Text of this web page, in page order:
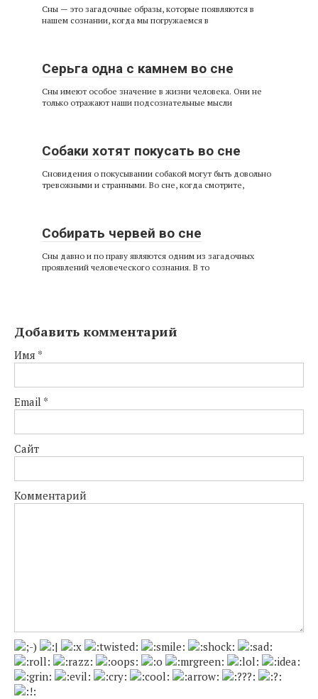
Сны — это загадочные образы, которые появляются в
нашем сознании, когда мы погружаемся в
Серьга одна с камнем во сне
Сны имеют особое значение в жизни человека. Они не
только отражают наши подсознательные мысли
Собаки хотят покусать во сне
Сновидения о покусывании собакой могут быть довольно
тревожными и странными. Во сне, когда смотрите,
Собирать червей во сне
Сны давно и по праву являются одним из загадочных
проявлений человеческого сознания. В то
Добавить комментарий
Имя *
Email *
Сайт
Комментарий